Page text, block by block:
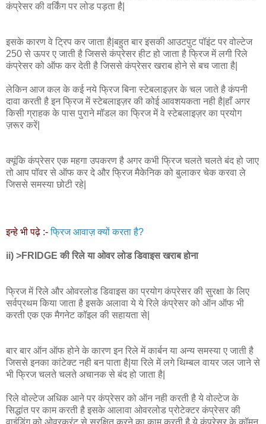
कंप्रेसर की वर्किंग पर लोड पड़ता है|
इसके कारण वे ट्रिप कर जाता है|बहुत बार इसकी आउटपुट पॉइंट पर वोल्टेज
250 से ऊपर ए जाती है जिससे कंप्रेसर हीट हो जाता है फ्रिज में लगी रिले
कंप्रेसर को ऑफ कर देती है जिससे कंप्रेसर खराब होने से बच जाता है|
लेकिन आज कल के कई नये फ्रिज बिना स्टेबलाइज़र के चल जाते है कंपनी
दावा करती है इन फ्रिज में स्टेबलाइज़र की कोई आवशयकता नही है|हाँ अगर
किसी ग्राहक के पास पुराने मॉडल का फ्रिज में वे स्टेबलाइज़र का प्रयोग
ज़रूर करें|
क्यूंकि कंप्रेसर एक महगा उपकरण है अगर कभी फ्रिज चलते चलते बंद हो जाए
तो आप पॉवर से ऑफ कर दे और फ्रिज मैकेनिक को बुलाकर चेक करवा ले
जिससे समस्या छोटी रहे|
इन्हे भी पढ़े :- फ्रिज आवाज़ क्यों करता है?
ii) >FRIDGE की रिले या ओवर लोड डिवाइस खराब होना
फ्रिज में रिले और ओवरलोड डिवाइस का प्रयोग कंप्रेसर की सुरक्षा के लिए
सर्वप्रथम किया जाता है इसके अलावा ये ये रिले कंप्रेसर को ऑन ऑफ भी
करती एक एक मैगनेट कॉइल की सहायता से|
बार बार ऑन ऑफ होने के कारण इन रिले में कार्बन या अन्य समस्या ए जाती है
जिससे इनका कांटेक्ट नही बन पाता है|या रिले में लगे थिम्बल वायर जल जाने से
भी फ्रिज चलते चलते अचानक से बंद हो जाता है|
रिले वोल्टेज अधिक आने पर कंप्रेसर को ऑन नही करती है ये वोल्टेज के
सिद्धांत पर काम करती है इसके आलावा ओवरलोड प्रोटेक्टर कंप्रेसर की
वाइंडिंग को ओवरकरंट से सुरक्षित करने का काम करती है ये कंप्रेसर के कॉमन